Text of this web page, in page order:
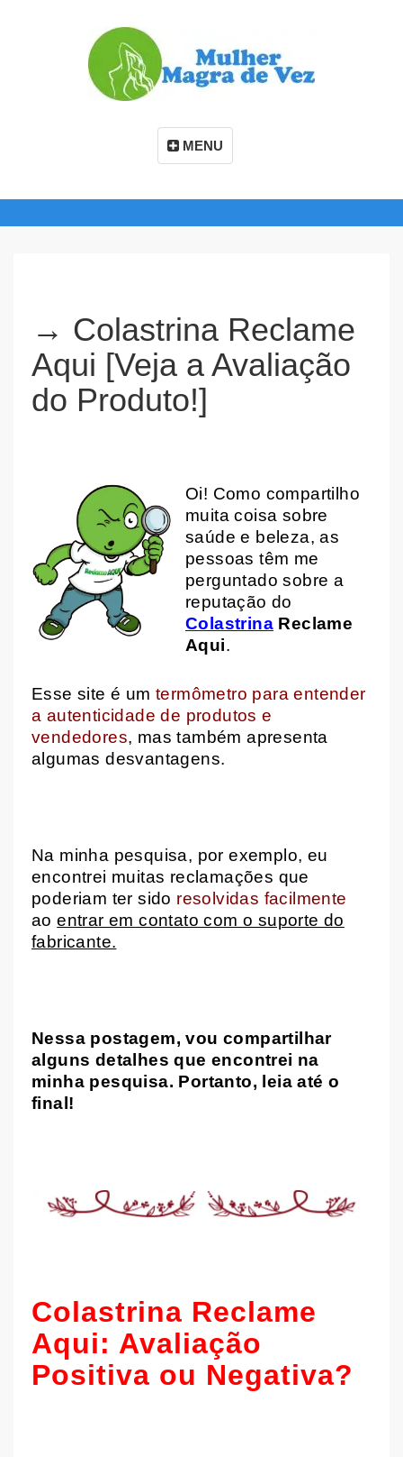
MENU
→ Colastrina Reclame
Aqui [Veja a Avaliação
do Produto!]
Oi! Como compartilho
muita coisa sobre
saúde e beleza, as
pessoas têm me
perguntado sobre a
reputação do
Colastrina Reclame
Aqui.
Esse site é um termômetro para entender
a autenticidade de produtos e
vendedores, mas também apresenta
algumas desvantagens.
Na minha pesquisa, por exemplo, eu
encontrei muitas reclamações que
poderiam ter sido resolvidas facilmente
aoentrar em contato com o suporte do
fabricante.
Nessa postagem, vou compartilhar
alguns detalhes que encontrei na
minha pesquisa. Portanto, leia até o
final!
Colastrina Reclame
Aqui: Avaliação
Positiva ou Negativa?